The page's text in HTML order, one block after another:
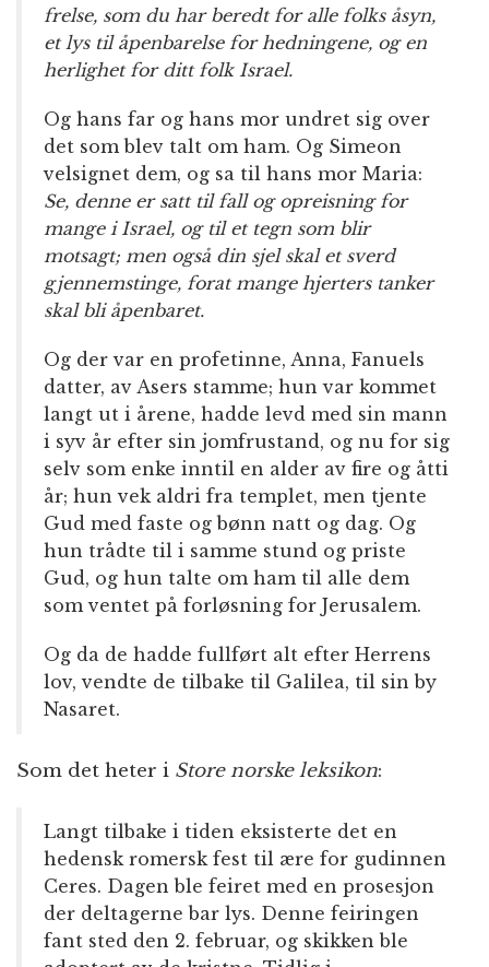
frelse, som du har beredt for alle folks åsyn,
et lys til åpenbarelse for hedningene, og en
herlighet for ditt folk Israel.
Og hans far og hans mor undret sig over
det som blev talt om ham. Og Simeon
velsignet dem, og sa til hans mor Maria:
Se, denne er satt til fall og opreisning for
mange i Israel, og til et tegn som blir
motsagt; men også din sjel skal et sverd
gjennemstinge, forat mange hjerters tanker
skal bli åpenbaret.
Og der var en profetinne, Anna, Fanuels
datter, av Asers stamme; hun var kommet
langt ut i årene, hadde levd med sin mann
i syv år efter sin jomfrustand, og nu for sig
selv som enke inntil en alder av fire og åtti
år; hun vek aldri fra templet, men tjente
Gud med faste og bønn natt og dag. Og
hun trådte til i samme stund og priste
Gud, og hun talte om ham til alle dem
som ventet på forløsning for Jerusalem.
Og da de hadde fullført alt efter Herrens
lov, vendte de tilbake til Galilea, til sin by
Nasaret.
Som det heter i Store norske leksikon:
Langt tilbake i tiden eksisterte det en
hedensk romersk fest til ære for gudinnen
Ceres. Dagen ble feiret med en prosesjon
der deltagerne bar lys. Denne feiringen
fant sted den 2. februar, og skikken ble